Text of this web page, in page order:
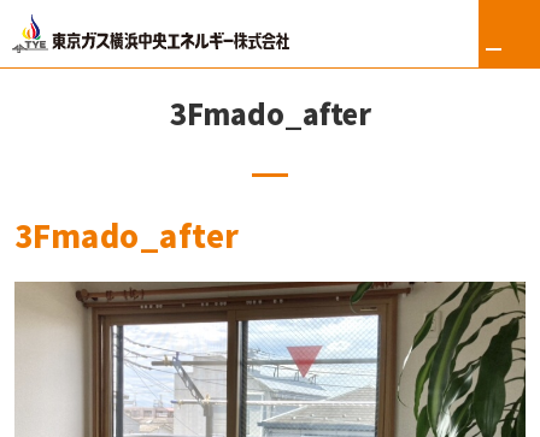
リフォーム
東京ガス修理サービス
東京ガスの電気
ロイヤル会員サービス
3Fmado_after
3Fmado_after